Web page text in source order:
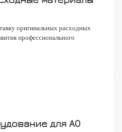
оригинальных расходных
профессионального
для АО